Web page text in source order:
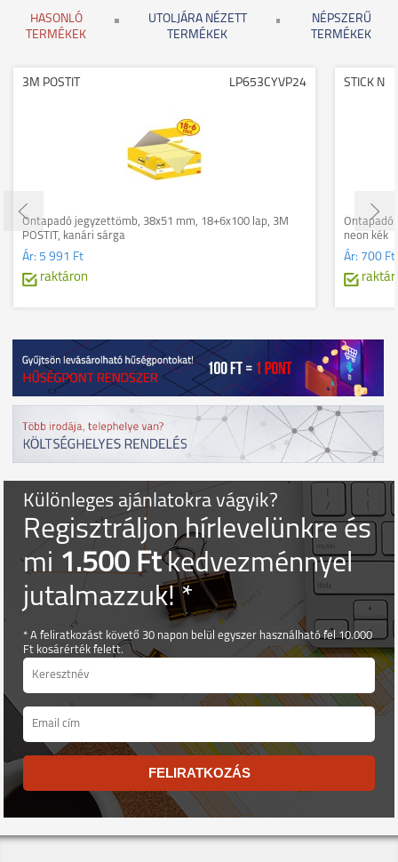
HASONLÓ
TERMÉKEK
UTOLJÁRA NÉZETT
TERMÉKEK
NÉPSZERŰ
TERMÉKEK
3M POSTIT LP653CYVP24
Öntapadó jegyzettömb, 38x51 mm, 18+6x100 lap, 3M
POSTIT, kanári sárga
Ár: 5 991 Ft
raktáron
STICK N
Öntapadó
neon kék
Ár: 700 Ft
Különleges ajánlatokra vágyik?
Regisztráljon hírlevelünkre és
mi1.500 Ftkedvezménnyel
jutalmazzuk! *
* A feliratkozást követő 30 napon belül egyszer használható fel 10.000
Ft kosárérték felett.
FELIRATKOZÁS